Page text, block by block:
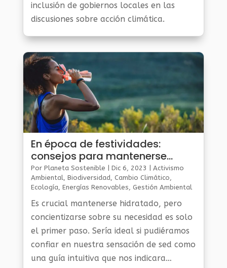
inclusión de gobiernos locales en las
discusiones sobre acción climática.
En época de festividades:
consejos para mantenerse
hidratado diariamente
Por Planeta Sostenible Dic 6, 2023
Activismo
Ambiental, Biodiversidad, Cambio Climático,
Ecología, Energías Renovables, Gestión Ambiental
Al Día ,Planeta Verde
Es crucial mantenerse hidratado, pero
concientizarse sobre su necesidad es solo
el primer paso. Sería ideal si pudiéramos
confiar en nuestra sensación de sed como
una guía intuitiva que nos indicara